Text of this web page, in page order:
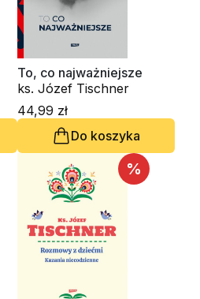
To, co najważniejsze
ks. Józef Tischner
44,99 zł
Do koszyka
%